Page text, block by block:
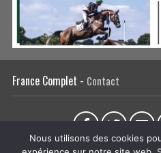
France Complet - Contact
Nous utilisons des cookies